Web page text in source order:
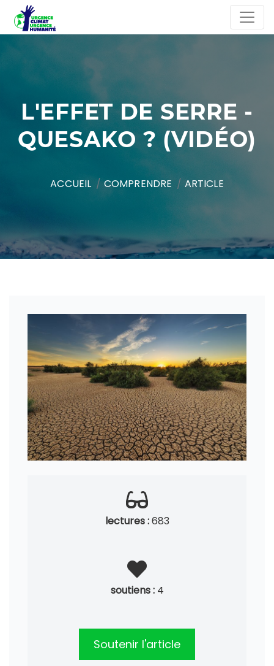
L'EFFET DE SERRE -
QUESAKO ? (VIDÉO)
ACCUEIL COMPRENDRE ARTICLE
lectures :683
soutiens :4
Soutenir l'article